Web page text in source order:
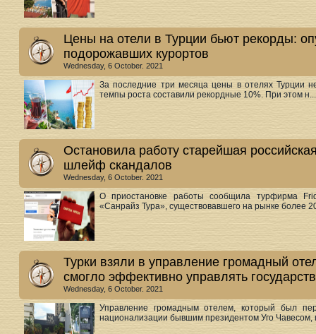
Цены на отели в Турции бьют рекорды:
подорожавших курортов
Wednesday, 6 October. 2021
За последние три месяца цены в отелях Турции
темпы роста составили рекордные 10%. При этом н...
Остановила работу старейшая
шлейф скандалов
Wednesday, 6 October. 2021
О приостановке работы сообщила турфирма
«Санрайз Тура», существовавшего на рынке более
Турки взяли в управление громадный
смогло эффективно управлять
Wednesday, 6 October. 2021
Управление громадным отелем, который был
национализации бывшим президентом Уго Чавесом,